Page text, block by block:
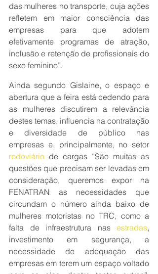
das mulheres no transporte, cuja ações
refletem em maior consciência das
empresas para que adotem
efetivamente programas de atração,
inclusão e retenção de profissionais do
sexo feminino”.
Ainda segundo Gislaine, o espaço e
abertura que a feira está cedendo para
as mulheres discutirem a relevância
destes temas, influencia na contratação
e diversidade de público nas
rodoviário de cargas “São muitas as
questões que precisam ser levadas em
consideração, queremos expor na
FENATRAN as necessidades que
circundam o número ainda baixo de
mulheres motoristas no TRC, como a
falta de infraestrutura nas estradas,
investimento em segurança, a
necessidade de adequação das
empresas em terem um espaço voltado